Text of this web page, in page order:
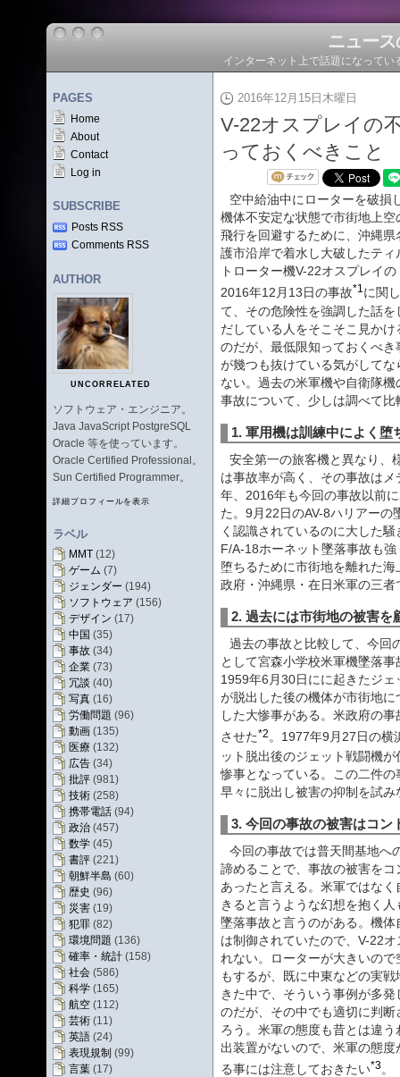
ニュー
インターネット上で話題になって
PAGES
Home
About
Contact
Log in
SUBSCRIBE
Posts RSS
Comments RSS
AUTHOR
UNCORRELATED
ソフトウェア・エンジニア。
Java JavaScript PostgreSQL
Oracle 等を使っています。
Oracle Certified Professional。
Sun Certified Programmer。
詳細プロフィールを表示
ラベル
MMT (12)
ゲーム (7)
ジェンダー (194)
ソフトウェア (156)
デザイン (17)
中国 (35)
事故 (34)
企業 (73)
冗談 (40)
写真 (16)
労働問題 (96)
動画 (135)
医療 (132)
広告 (34)
批評 (981)
技術 (258)
携帯電話 (94)
政治 (457)
数学 (45)
書評 (221)
朝鮮半島 (60)
歴史 (96)
災害 (19)
犯罪 (82)
環境問題 (136)
確率・統計 (158)
社会 (586)
科学 (165)
航空 (112)
芸術 (11)
英語 (24)
表現規制 (99)
言葉 (17)
2016年12月15日木曜日
V-22オスプレイの
っておくべきこと
空中給油中にローターを破損
機体不安定な状態で市街地上空
飛行を回避するために、沖縄県
護市沿岸で着水し大破したティ
トローター機V-22オスプレイの
2016年12月13日の事故*1に関し
て、その危険性を強調した話を
だしている人をそこそこ見かけ
のだが、最低限知っておくべき
が幾つも抜けている気がしてな
ない。過去の米軍機や自衛隊機
事故について、少しは調べて比
1. 軍用機は訓練中によく堕
安全第一の旅客機と異なり、
は事故率が高く、その事故は
年、2016年も今回の事故以前
た。9月22日のAV-8ハリアー
く認識されているのに大した
F/A-18ホーネット墜落事故も
堕ちるために市街地を離れた
政府・沖縄県・在日米軍の三
2. 過去には市街地の被害を
過去の事故と比較して、今回
として宮森小学校米軍機墜落
1959年6月30日にに起きたジ
が脱出した後の機体が市街地
した大惨事がある。米政府の
させた*2。1977年9月27日の横
ット脱出後のジェット戦闘機
惨事となっている。この二件
早々に脱出し被害の抑制を試み
3. 今回の事故の被害はコン
今回の事故では普天間基地へ
諦めることで、事故の被害を
あったと言える。米軍ではな
きると言うような幻想を抱く
墜落事故と言うのがある。機
は制御されていたので、V-22
れない。ローターが大きいの
もするが、既に中東などの実
きた中で、そういう事例が多
のだが、その中でも適切に判
ろう。米軍の態度も昔とは違
出装置がないので、米軍の態
る事には注意しておきたい*3。